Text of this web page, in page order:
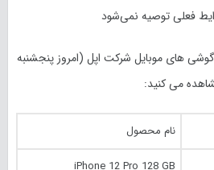
فعلی توصیه نمی‌شود
های موبایل شرکت اپل (امروز پنجشنبه
می کنید:
نام محصول
iPhone 12 Pro 128 GB